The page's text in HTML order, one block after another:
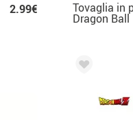
2.99€ Tovaglia in
Dragon Ball